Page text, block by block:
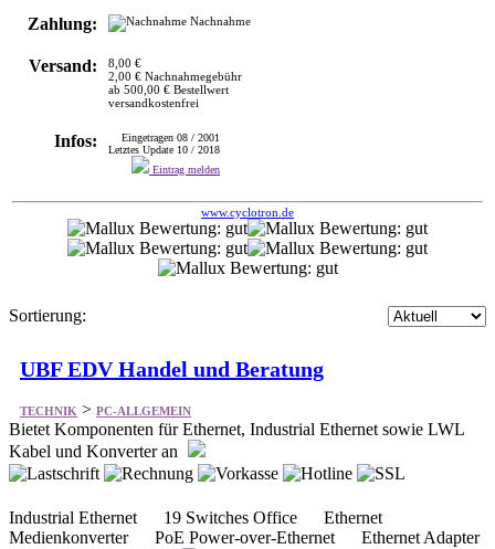
Zahlung: Nachnahme
Versand:
8,00 €
2,00 € Nachnahmegebühr
ab 500,00 € Bestellwert
versandkostenfrei
Infos:
Eingetragen 08 / 2001
Letztes Update 10 / 2018
Eintrag melden
www.cyclotron.de
Sortierung:
UBF EDV Handel und Beratung
TECHNIK > PC-ALLGEMEIN
Bietet Komponenten für Ethernet, Industrial Ethernet sowie LWL
Kabel und Konverter an
Industrial Ethernet 19 Switches Office Ethernet
Medienkonverter PoE Power-over-Ethernet Ethernet Adapter